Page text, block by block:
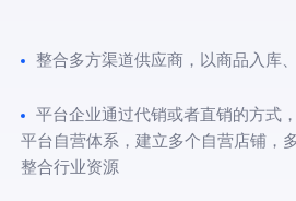
整合多方渠道供应商，以商品入库
平台企业通过代销或者直销的方式
平台自营体系，建立多个自营店铺，
整合行业资源